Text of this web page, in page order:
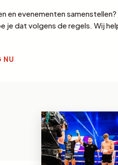
en evenementen
je dat volgens de regels. Wij
NU